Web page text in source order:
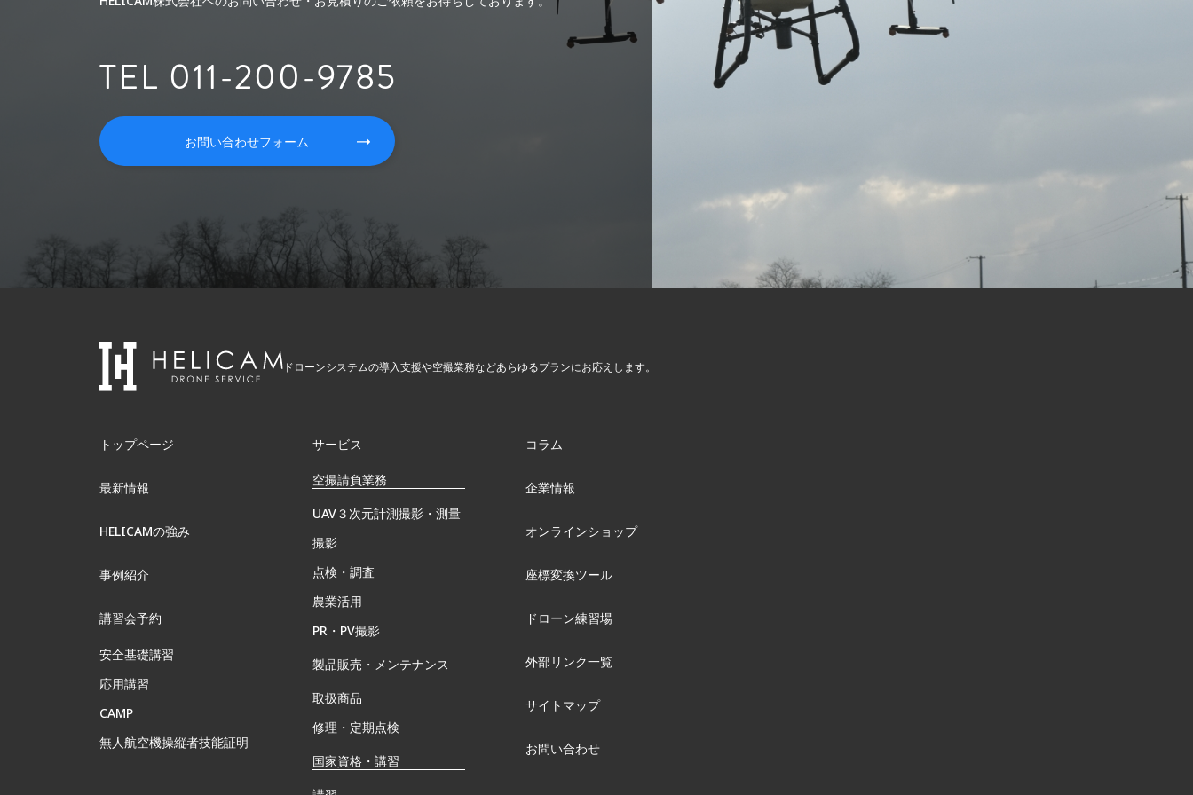
TEL 011-200-9785
お問い合わせフォーム
ドローンシステムの導入支援や空撮業務などあらゆるプランにお応えします。
トップページ
最新情報
HELICAMの強み
事例紹介
講習会予約
安全基礎講習
応用講習
CAMP
無⼈航空機操縦者技能証明
サービス
空撮請負業務
UAV３次元計測撮影・測量
撮影
点検・調査
農業活用
PR・PV撮影
製品販売・メンテナンス
取扱商品
修理・定期点検
国家資格・講習
コラム
企業情報
オンラインショップ
座標変換ツール
ドローン練習場
外部リンク一覧
サイトマップ
お問い合わせ